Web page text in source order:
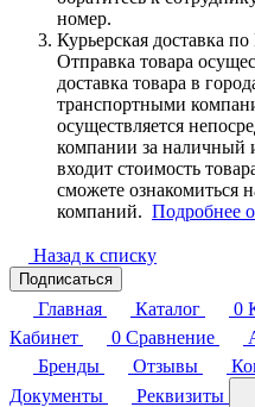
номер.
Курьерская доставка
Отправка товара
доставка товара в
транспортными
осуществляется
компании за наличный
входит стоимость
сможете ознакомиться
компаний. Подробнее
Назад к списку
Подписаться
Главная Каталог 0
Кабинет
0 Сравнение
Бренды
Отзывы
Документы
Реквизиты